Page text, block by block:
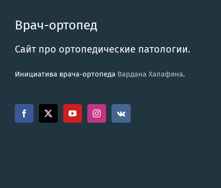
Врач-ортопед
Сайт про ортопедические патологии.
Инициатива врача-ортопеда Вардана Халафяна.